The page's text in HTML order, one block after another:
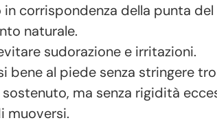
corrispondenza della punta del
naturale.
sudorazione e irritazioni.
bene al piede senza stringere
ma senza rigidità
muoversi.